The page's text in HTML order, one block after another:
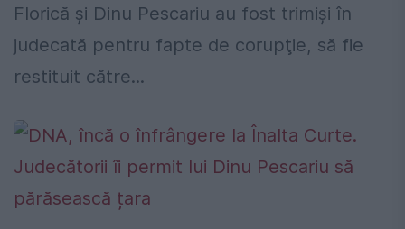
Florică şi Dinu Pescariu au fost trimişi în
judecată pentru fapte de corupţie, să fie
restituit către...